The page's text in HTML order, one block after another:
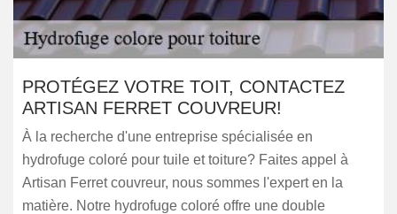
PROTÉGEZ VOTRE TOIT, CONTACTEZ
ARTISAN FERRET COUVREUR!
À la recherche d'une entreprise spécialisée en
hydrofuge coloré pour tuile et toiture? Faites appel à
Artisan Ferret couvreur, nous sommes l'expert en la
matière. Notre hydrofuge coloré offre une double